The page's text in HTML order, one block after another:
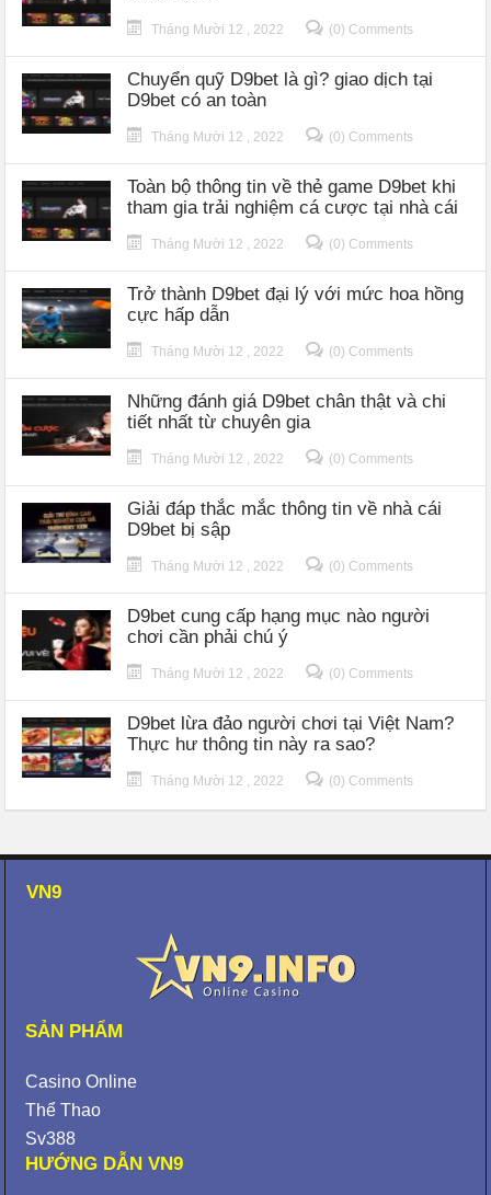
Tháng Mười 12 , 2022 (0) Comments
Chuyển quỹ D9bet là gì? giao dịch tại
D9bet có an toàn
Tháng Mười 12 , 2022 (0) Comments
Toàn bộ thông tin về thẻ game D9bet khi
tham gia trải nghiệm cá cược tại nhà cái
Tháng Mười 12 , 2022 (0) Comments
Trở thành D9bet đại lý với mức hoa hồng
cực hấp dẫn
Tháng Mười 12 , 2022 (0) Comments
Những đánh giá D9bet chân thật và chi
tiết nhất từ chuyên gia
Tháng Mười 12 , 2022 (0) Comments
Giải đáp thắc mắc thông tin về nhà cái
D9bet bị sập
Tháng Mười 12 , 2022 (0) Comments
D9bet cung cấp hạng mục nào người
chơi cần phải chú ý
Tháng Mười 12 , 2022 (0) Comments
D9bet lừa đảo người chơi tại Việt Nam?
Thực hư thông tin này ra sao?
Tháng Mười 12 , 2022 (0) Comments
VN9
SẢN PHẨM
Casino Online
Thể Thao
Sv388
HƯỚNG DẪN VN9